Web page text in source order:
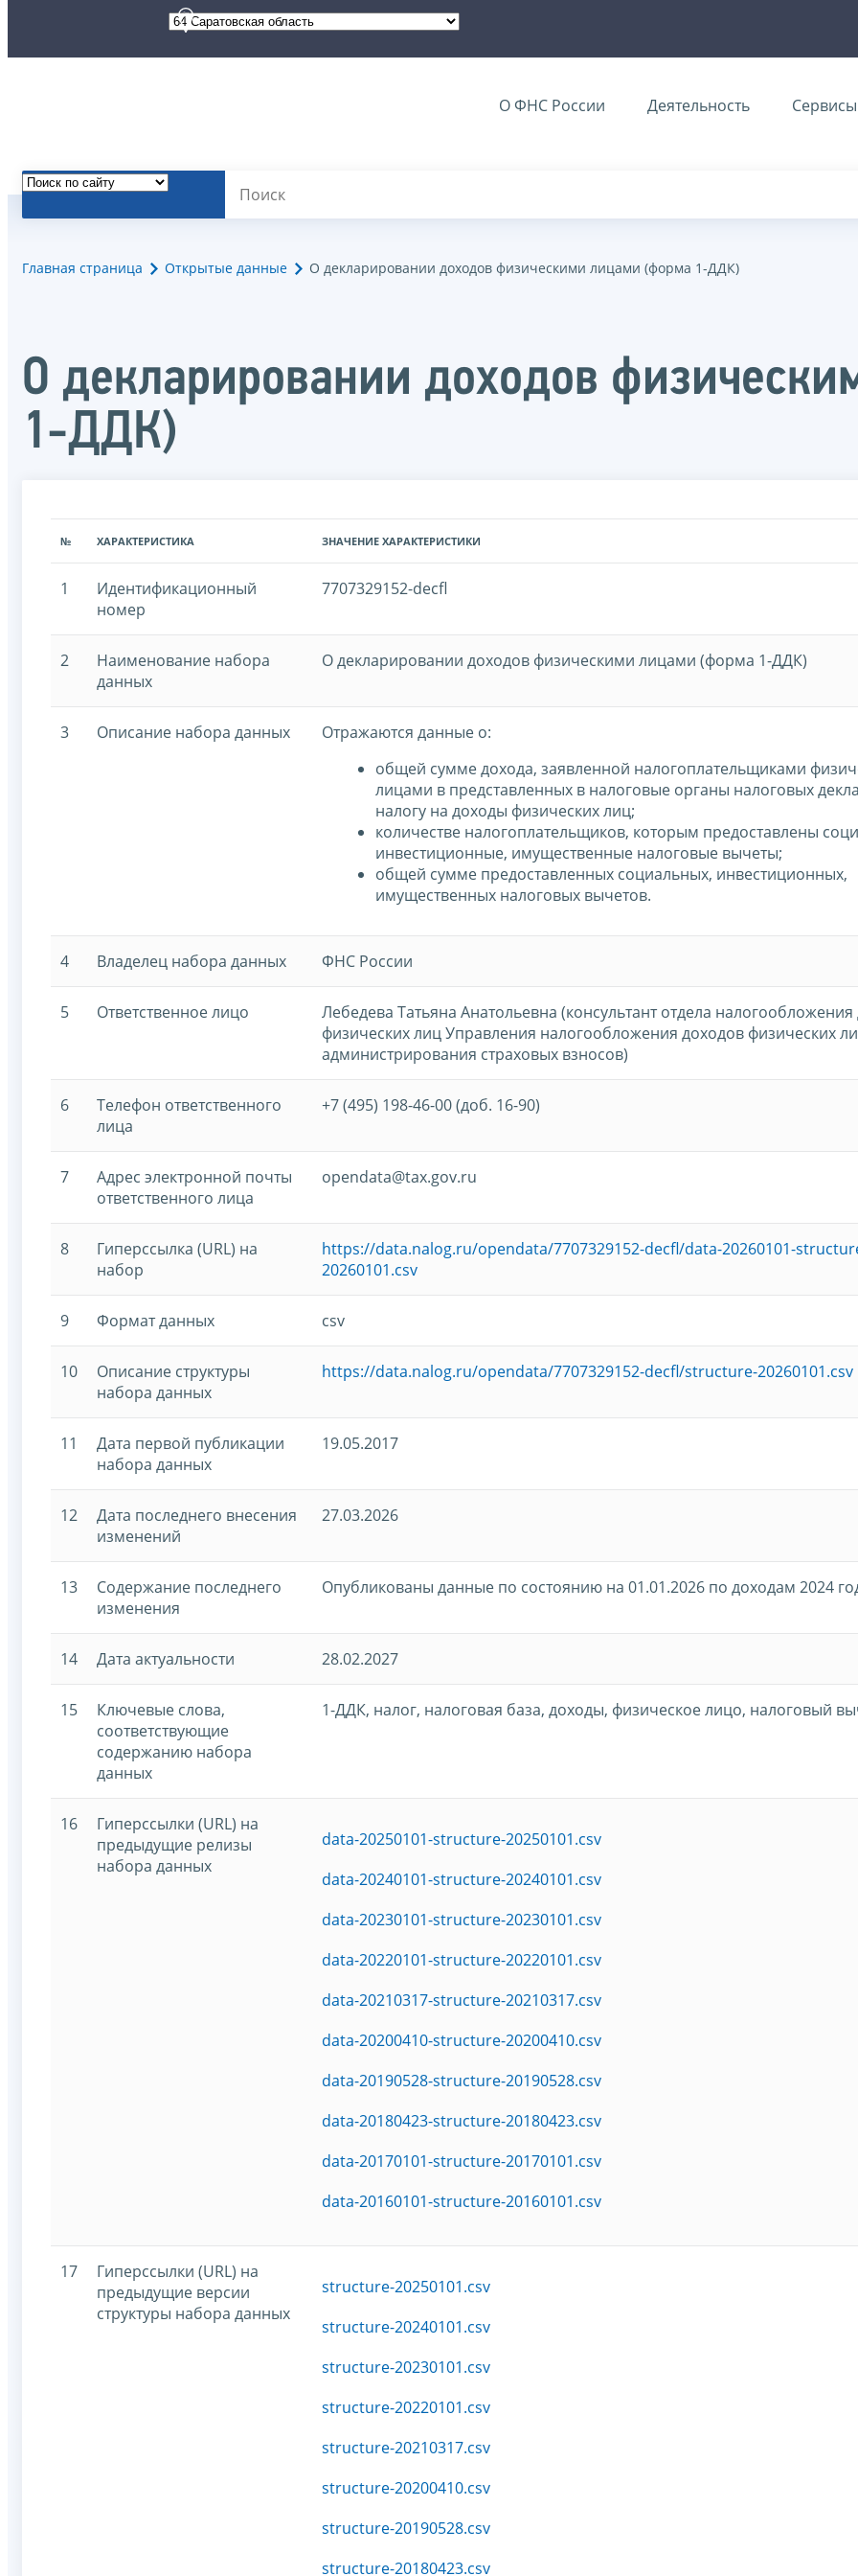
О ФНС России Деятельность Сервисы
Главная страница Открытые данные О декларировании доходов физическими лицами (форма 1-ДДК)
О декларировании доходов
1-ДДК)
№ ХАРАКТЕРИСТИКА ЗНАЧЕНИЕ ХАРАКТЕРИСТИКИ
1
Идентификационный
номер
7707329152-decfl
2
Наименование набора
данных
О декларировании доходов физическими лицами (форма 1-ДДК)
3 Описание набора данных
Отражаются данные о:
общей сумме дохода, заявленной налогоплательщиками
лицами в представленных в налоговые органы налоговых
налогу на доходы физических лиц;
количестве налогоплательщиков, которым предоставлены
инвестиционные, имущественные налоговые вычеты;
общей сумме предоставленных социальных, инвестиционных,
имущественных налоговых вычетов.
4 Владелец набора данных ФНС России
5 Ответственное лицо
Лебедева Татьяна Анатольевна (консультант отдела
физических лиц Управления налогообложения доходов физических
администрирования страховых взносов)
6
Телефон ответственного
лица
+7 (495) 198-46-00 (доб. 16-90)
7
Адрес электронной почты
ответственного лица
opendata@tax.gov.ru
8
Гиперссылка (URL) на
набор
https://data.nalog.ru/opendata/7707329152-decfl/data-20260101-
20260101.csv
9 Формат данных csv
10
Описание структуры
набора данных
https://data.nalog.ru/opendata/7707329152-decfl/structure-20260101.csv
11
Дата первой публикации
набора данных
19.05.2017
12
Дата последнего внесения
изменений
27.03.2026
13
Содержание последнего
изменения
Опубликованы данные по состоянию на 01.01.2026 по доходам 2024
14 Дата актуальности 28.02.2027
15
Ключевые слова,
соответствующие
содержанию набора
данных
1-ДДК, налог, налоговая база, доходы, физическое лицо, налоговый
16
Гиперссылки (URL) на
предыдущие релизы
набора данных
data-20250101-structure-20250101.csv
data-20240101-structure-20240101.csv
data-20230101-structure-20230101.csv
data-20220101-structure-20220101.csv
data-20210317-structure-20210317.csv
data-20200410-structure-20200410.csv
data-20190528-structure-20190528.csv
data-20180423-structure-20180423.csv
data-20170101-structure-20170101.csv
data-20160101-structure-20160101.csv
17
Гиперссылки (URL) на
предыдущие версии
структуры набора данных
structure-20250101.csv
structure-20240101.csv
structure-20230101.csv
structure-20220101.csv
structure-20210317.csv
structure-20200410.csv
structure-20190528.csv
structure-20180423.csv